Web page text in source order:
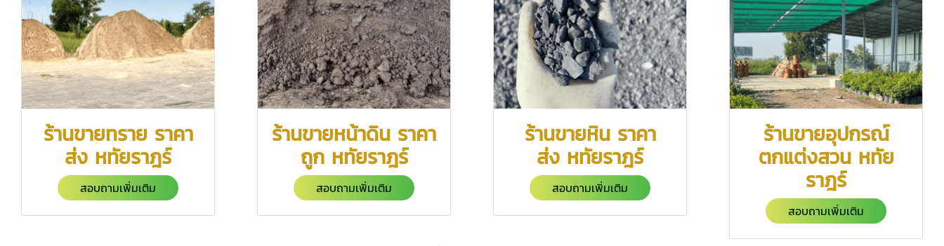
ร้านขายทราย ราคา
ส่ง หทัยราฎร์
สอบถามเพิ่มเติม
ร้านขายหน้าดิน ราคา
ถูก หทัยราฎร์
สอบถามเพิ่มเติม
ร้านขายหิน ราคา
ส่ง หทัยราฎร์
สอบถามเพิ่มเติม
ร้านขายอุปกรณ์
ตกแต่งสวน หทัย
ราฎร์
สอบถามเพิ่มเติม